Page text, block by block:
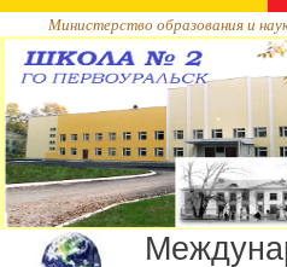
Министерство образования и